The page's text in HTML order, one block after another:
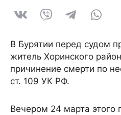
В Бурятии перед судом
житель Хоринского
причинение смерти по
ст. 109 УК РФ.
Вечером 24 марта этого